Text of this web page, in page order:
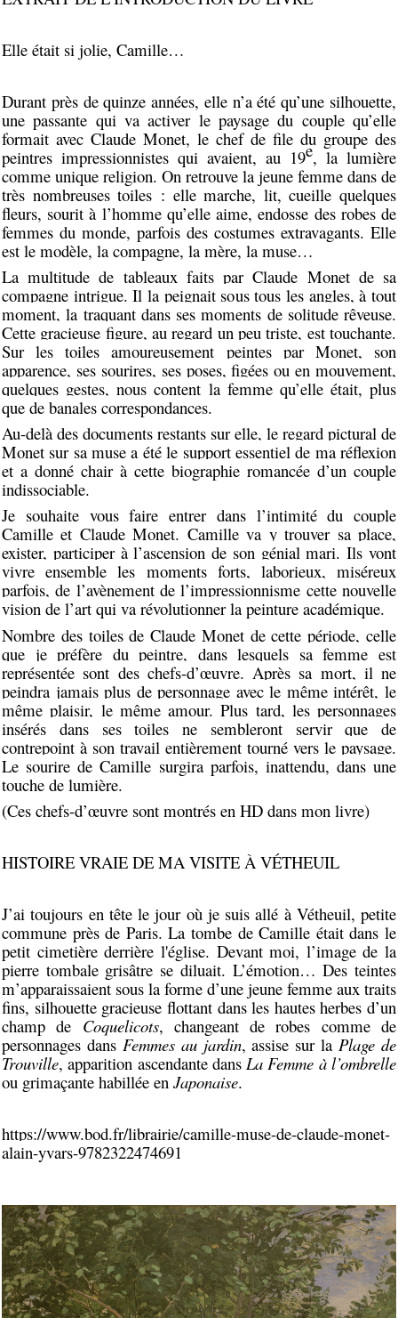
Elle était si jolie, Camille…
Durant près de quinze années, elle n’a été qu’une silhouette,
une passante qui va activer le paysage du couple qu’elle
formait avec Claude Monet, le chef de file du groupe des
peintres impressionnistes qui avaient, au 19e, la lumière
comme unique religion. On retrouve la jeune femme dans de
très nombreuses toiles : elle marche, lit, cueille quelques
fleurs, sourit à l’homme qu’elle aime, endosse des robes de
femmes du monde, parfois des costumes extravagants. Elle
est le modèle, la compagne, la mère, la muse…
La multitude de tableaux faits par Claude Monet de sa
compagne intrigue. Il la peignait sous tous les angles, à tout
moment, la traquant dans ses moments de solitude rêveuse.
Cette gracieuse figure, au regard un peu triste, est touchante.
Sur les toiles amoureusement peintes par Monet, son
apparence, ses sourires, ses poses, figées ou en mouvement,
quelques gestes, nous content la femme qu’elle était, plus
que de banales correspondances.
Au-delà des documents restants sur elle, le regard pictural de
Monet sur sa muse a été le support essentiel de ma réflexion
et a donné chair à cette biographie romancée d’un couple
indissociable.
Je souhaite vous faire entrer dans l’intimité du couple
Camille et Claude Monet. Camille va y trouver sa place,
exister, participer à l’ascension de son génial mari. Ils vont
vivre ensemble les moments forts, laborieux, miséreux
parfois, de l’avènement de l’impressionnisme cette nouvelle
vision de l’art qui va révolutionner la peinture académique.
Nombre des toiles de Claude Monet de cette période, celle
que je préfère du peintre, dans lesquels sa femme est
représentée sont des chefs-d’œuvre. Après sa mort, il ne
peindra jamais plus de personnage avec le même intérêt, le
même plaisir, le même amour. Plus tard, les personnages
insérés dans ses toiles ne sembleront servir que de
contrepoint à son travail entièrement tourné vers le paysage.
Le sourire de Camille surgira parfois, inattendu, dans une
touche de lumière.
(Ces chefs-d’œuvre sont montrés en HD dans mon livre)
HISTOIRE VRAIE DE MA VISITE À VÉTHEUIL
J’ai toujours en tête le jour où je suis allé à Vétheuil, petite
commune près de Paris. La tombe de Camille était dans le
petit cimetière derrière l'église. Devant moi, l’image de la
pierre tombale grisâtre se diluait. L’émotion… Des teintes
m’apparaissaient sous la forme d’une jeune femme aux traits
fins, silhouette gracieuse flottant dans les hautes herbes d’un
champ de Coquelicots, changeant de robes comme de
personnages dans Femmes au jardin, assise sur la Plage de
Trouville, apparition ascendante dansLa Femme à l’ombrelle
ou grimaçante habillée en Japonaise.
https://www.bod.fr/librairie/camille-muse-de-claude-monet-
alain-yvars-9782322474691